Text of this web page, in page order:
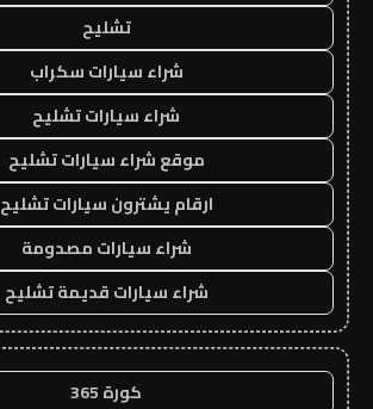
تشليح
شراء سيارات سكراب
شراء سيارات تشليح
موقع شراء سيارات تشليح
ارقام يشترون سيارات تشليح
شراء سيارات مصدومة
شراء سيارات قديمة تشليح
كورة 365